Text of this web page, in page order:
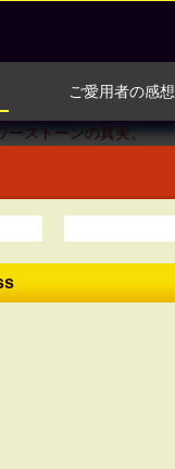
ご愛用者の感想
ご愛用者の感想